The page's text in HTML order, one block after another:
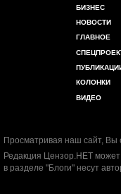
БИЗНЕС
НОВОСТИ
ГЛАВНОЕ
КОЛОНКИ
ВИДЕО
Просматривая наш сайт, Вы
Редакция Цензор.НЕТ
в разделе "Блоги" несут